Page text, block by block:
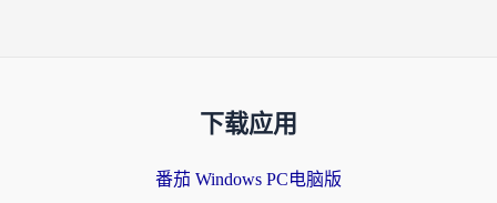
下载应用
番茄 Windows PC电脑版